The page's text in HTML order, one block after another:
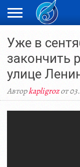
НОВОСТИ
ВИДЕО
ФОТОРЕПОРТАЖИ
ОРКЕН
Уже в
закончить
улице
Авторkapligrozот